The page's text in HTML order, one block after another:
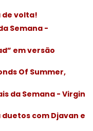
de volta!
Semana -
em versão
Of Summer,
da Semana - Virgin
com Djavan e